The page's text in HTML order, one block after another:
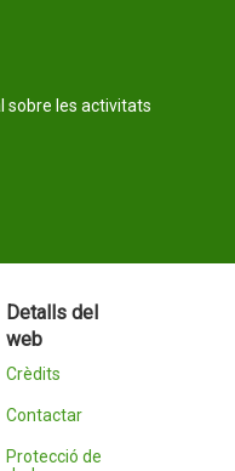
sobre les activitats
Detalls del
web
Crèdits
Contactar
Protecció de